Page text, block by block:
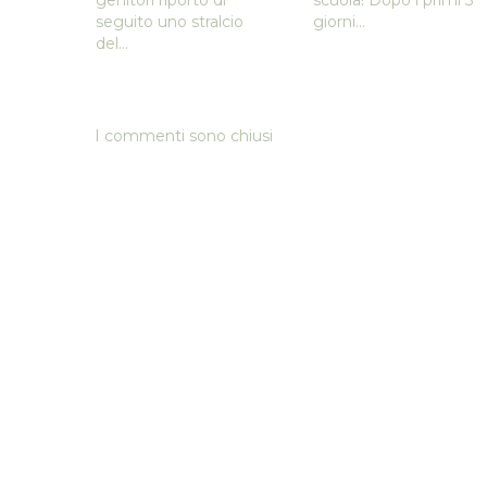
seguito uno stralcio
del...
giorni...
I commenti sono chiusi